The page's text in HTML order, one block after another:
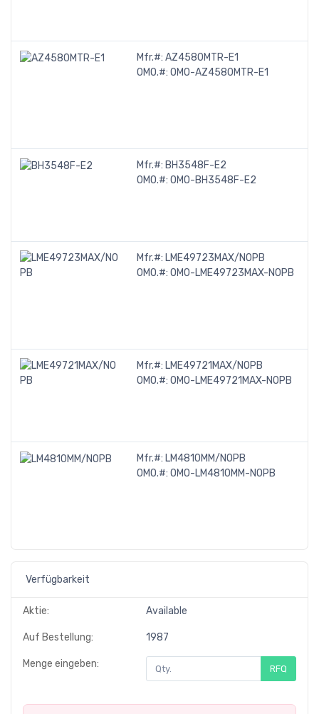
Mfr.#: AZ4580MTR-E1
OMO.#: OMO-AZ4580MTR-E1
Mfr.#: BH3548F-E2
OMO.#: OMO-BH3548F-E2
Mfr.#: LME49723MAX/NOPB
OMO.#: OMO-LME49723MAX-NOPB
Mfr.#: LME49721MAX/NOPB
OMO.#: OMO-LME49721MAX-NOPB
Mfr.#: LM4810MM/NOPB
OMO.#: OMO-LM4810MM-NOPB
Verfügbarkeit
Aktie: Available
Auf Bestellung: 1987
Menge eingeben: RFQ